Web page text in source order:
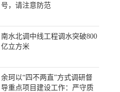
号，请注意防范
南水北调中线工程调水突破800
亿立方米
余珂以“四不两直”方式调研督
导重点项目建设工作：严守质